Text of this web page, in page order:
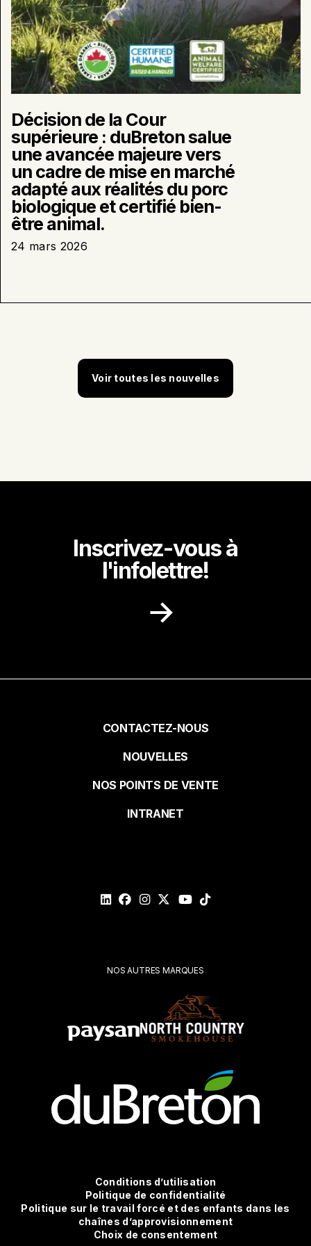
de
mise
en
marché
adapté
réalités
porc
biologique
certifié
bien-
être
animal.
Décision de la Cour
supérieure : duBreton salue
une avancée majeure vers
un cadre de mise en marché
adapté aux réalités du porc
biologique et certifié bien-
être animal.
24 mars 2026
Voir toutes les nouvelles
Inscrivez-vous à
l'infolettre!
Soumettre
Pied
de
page
CONTACTEZ-NOUS
NOUVELLES
NOS POINTS DE VENTE
INTRANET
NOS AUTRES MARQUES
Conditions
d'utilisation
Conditions d’utilisation
Politique de confidentialité
Politique sur le travail forcé et des enfants dans les
chaînes d’approvisionnement
Choix de consentement